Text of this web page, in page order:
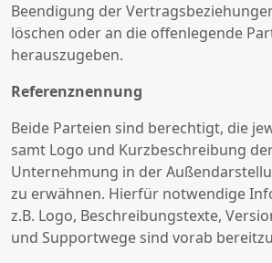
Beendigung der
löschen oder an die offenlegende
herauszugeben.
Referenznennung
Beide Parteien sind berechtigt, die
samt Logo und Kurzbeschreibung
Unternehmung in der
zu erwähnen. Hierfür notwendige
z.B. Logo, Beschreibungstexte,
und Supportwege sind vorab